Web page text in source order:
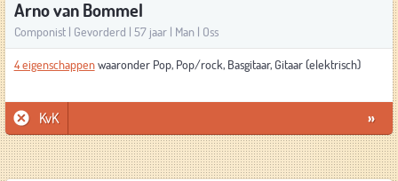
Arno van Bommel
Componist | Gevorderd | 57 jaar | Man | Oss
4 eigenschappenwaaronder Pop, Pop/rock, Basgitaar, Gitaar (elektrisch)
KvK »